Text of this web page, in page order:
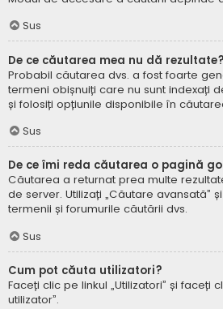
Sus
De ce căutarea mea nu dă rezultate?
Probabil căutarea dvs. a fost foarte
termeni obișnuiți care nu sunt indexați
și folosiți opțiunile disponibile în
Sus
De ce îmi reda căutarea o pagină
Căutarea a returnat prea multe
de server. Utilizați „Căutare avansată”
termenii și forumurile căutării dvs.
Sus
Cum pot căuta utilizatori?
Faceți clic pe linkul „Utilizatori” și faceți
utilizator”.